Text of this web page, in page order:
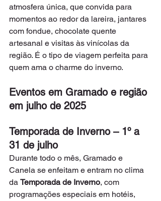
atmosfera única, que convida para
momentos ao redor da lareira, jantares
com fondue, chocolate quente
artesanal e visitas às vinícolas da
região. É o tipo de viagem perfeita para
quem ama o charme do inverno.
Eventos em Gramado e região
em julho de 2025
Temporada de Inverno – 1º a
31 de julho
Durante todo o mês, Gramado e
Canela se enfeitam e entram no clima
da Temporada de Inverno, com
programações especiais em hotéis,